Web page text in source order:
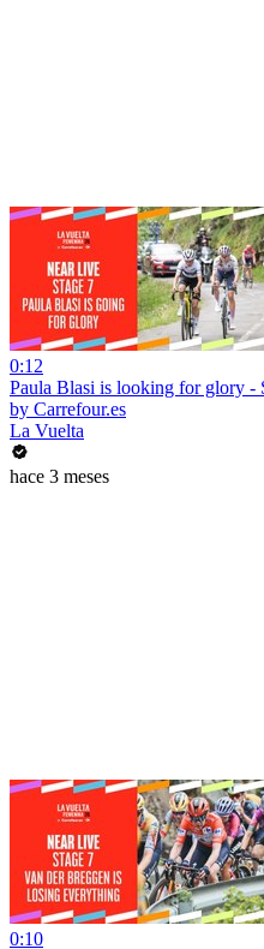
0:12
Paula Blasi is looking for glory -
by Carrefour.es
La Vuelta
hace 3 meses
0:10